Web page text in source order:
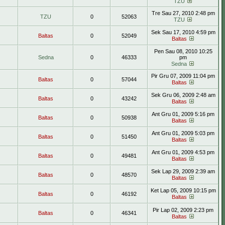
TZU 0 52063
Tre Sau 27, 2010 2:48 pm
TZU
Baltas 0 52049
Sek Sau 17, 2010 4:59 pm
Baltas
Sedna 0 46333
Pen Sau 08, 2010 10:25
pm
Sedna
Baltas 0 57044
Pir Gru 07, 2009 11:04 pm
Baltas
Baltas 0 43242
Sek Gru 06, 2009 2:48 am
Baltas
Baltas 0 50938
Ant Gru 01, 2009 5:16 pm
Baltas
Baltas 0 51450
Ant Gru 01, 2009 5:03 pm
Baltas
Baltas 0 49481
Ant Gru 01, 2009 4:53 pm
Baltas
Baltas 0 48570
Sek Lap 29, 2009 2:39 am
Baltas
Baltas 0 46192
Ket Lap 05, 2009 10:15 pm
Baltas
Baltas 0 46341
Pir Lap 02, 2009 2:23 pm
Baltas